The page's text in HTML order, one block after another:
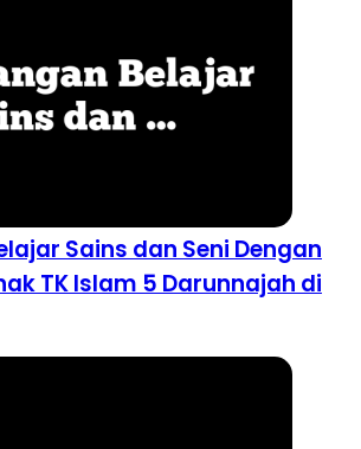
Sains dan Seni Dengan
TK Islam 5 Darunnajah di